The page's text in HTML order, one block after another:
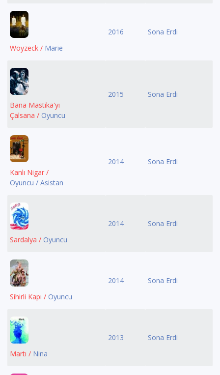
Woyzeck / Marie
2016 Sona Erdi
Bana Mastika'yı
Çalsana / Oyuncu
2015 Sona Erdi
Kanlı Nigar /
Oyuncu / Asistan
2014 Sona Erdi
Sardalya / Oyuncu
2014 Sona Erdi
Sihirli Kapı / Oyuncu
2014 Sona Erdi
Martı / Nina
2013 Sona Erdi